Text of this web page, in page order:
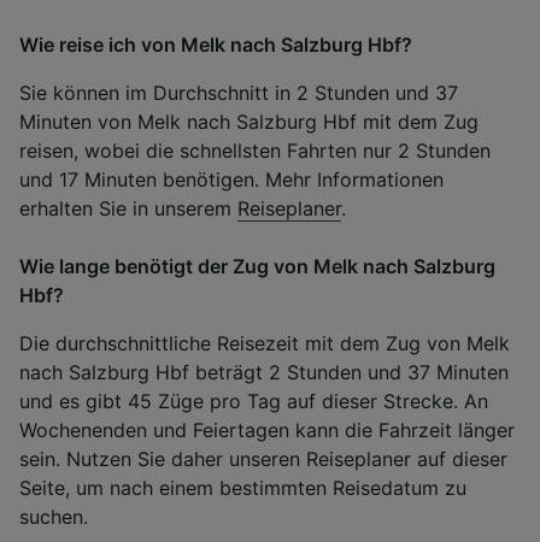
Wie reise ich von Melk nach Salzburg Hbf?
Sie können im Durchschnitt in 2 Stunden und 37
Minuten von Melk nach Salzburg Hbf mit dem Zug
reisen, wobei die schnellsten Fahrten nur 2 Stunden
und 17 Minuten benötigen. Mehr Informationen
erhalten Sie in unserem Reiseplaner.
Wie lange benötigt der Zug von Melk nach Salzburg
Hbf?
Die durchschnittliche Reisezeit mit dem Zug von Melk
nach Salzburg Hbf beträgt 2 Stunden und 37 Minuten
und es gibt 45 Züge pro Tag auf dieser Strecke. An
Wochenenden und Feiertagen kann die Fahrzeit länger
sein. Nutzen Sie daher unseren Reiseplaner auf dieser
Seite, um nach einem bestimmten Reisedatum zu
suchen.